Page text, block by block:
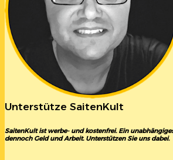
Unterstütze SaitenKult
SaitenKult ist werbe- und kostenfrei. Ein
dennoch Geld und Arbeit. Unterstützen Sie uns dabei.